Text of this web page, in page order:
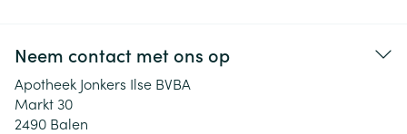
Neem contact met ons op
Apotheek Jonkers Ilse BVBA
Markt 30
2490 Balen